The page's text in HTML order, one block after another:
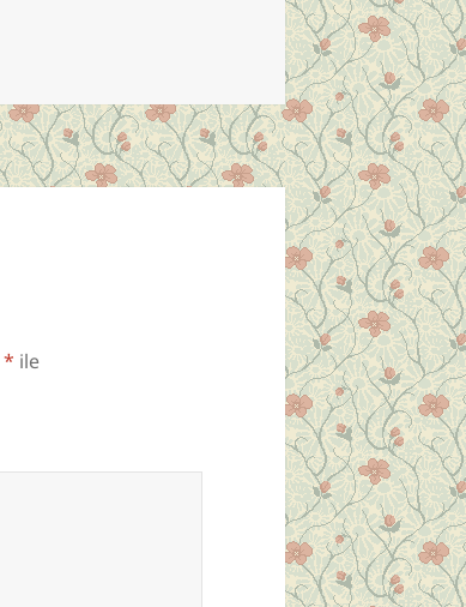
* ile